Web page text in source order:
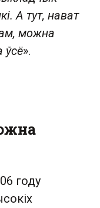
А тут, нават
можна
ўсё».
году